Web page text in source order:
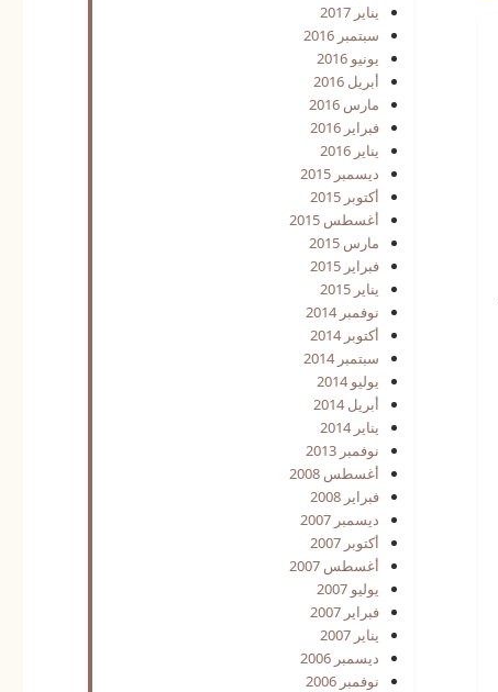
يناير 2017
سبتمبر 2016
يونيو 2016
أبريل 2016
مارس 2016
فبراير 2016
يناير 2016
ديسمبر 2015
أكتوبر 2015
أغسطس 2015
مارس 2015
فبراير 2015
يناير 2015
نوفمبر 2014
أكتوبر 2014
سبتمبر 2014
يوليو 2014
أبريل 2014
يناير 2014
نوفمبر 2013
أغسطس 2008
فبراير 2008
ديسمبر 2007
أكتوبر 2007
أغسطس 2007
يوليو 2007
فبراير 2007
يناير 2007
ديسمبر 2006
نوفمبر 2006